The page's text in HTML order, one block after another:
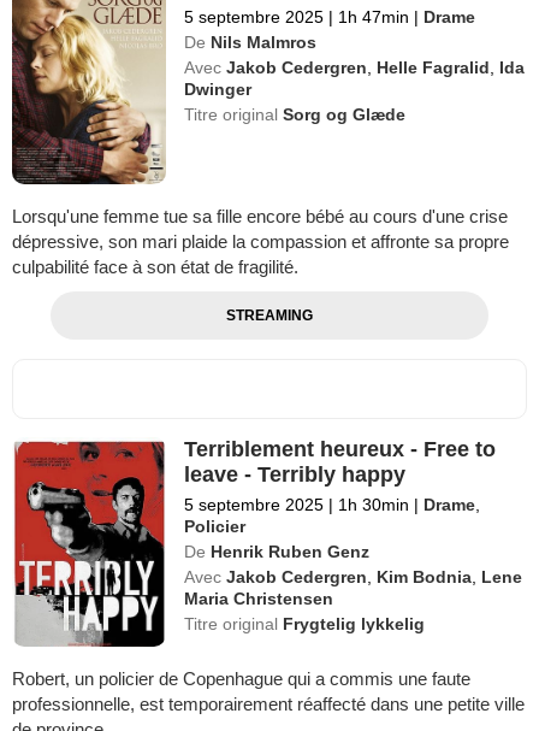
5 septembre 2025 | 1h 47min | Drame
De Nils Malmros
Avec Jakob Cedergren Helle Fagralid
Ida
Dwinger
Titre originalSorg og Glæde
Lorsqu'une femme tue sa fille encore bébé au cours d'une crise
dépressive, son mari plaide la compassion et affronte sa propre
culpabilité face à son état de fragilité.
STREAMING
Terriblement heureux - Free to
leave - Terribly happy
5 septembre 2025 | 1h 30min | Drame
Policier
De Henrik Ruben Genz
Avec Jakob Cedergren Kim Bodnia Lene
Maria Christensen
Titre original Frygtelig lykkelig
Robert, un policier de Copenhague qui a commis une faute
professionnelle, est temporairement réaffecté dans une petite ville